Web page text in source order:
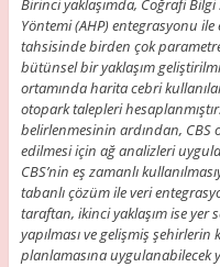
Birinci yaklaşımda, Coğrafi
Yöntemi (AHP) entegrasyonu
tahsisinde birden çok
bütünsel bir yaklaşım
ortamında harita cebri
otopark talepleri
belirlenmesinin ardından,
edilmesi için ağ analizleri
CBS’nin eş zamanlı
tabanlı çözüm ile veri
taraftan, ikinci yaklaşım ise
yapılması ve gelişmiş
planlamasına uygulanabilecek